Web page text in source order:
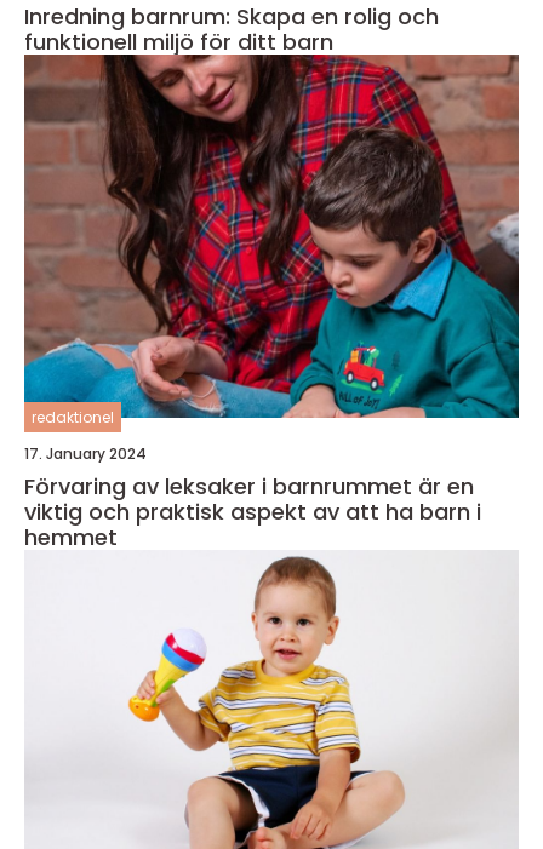
Inredning barnrum: Skapa en rolig och
funktionell miljö för ditt barn
redaktionel
17. January 2024
Förvaring av leksaker i barnrummet är en
viktig och praktisk aspekt av att ha barn i
hemmet